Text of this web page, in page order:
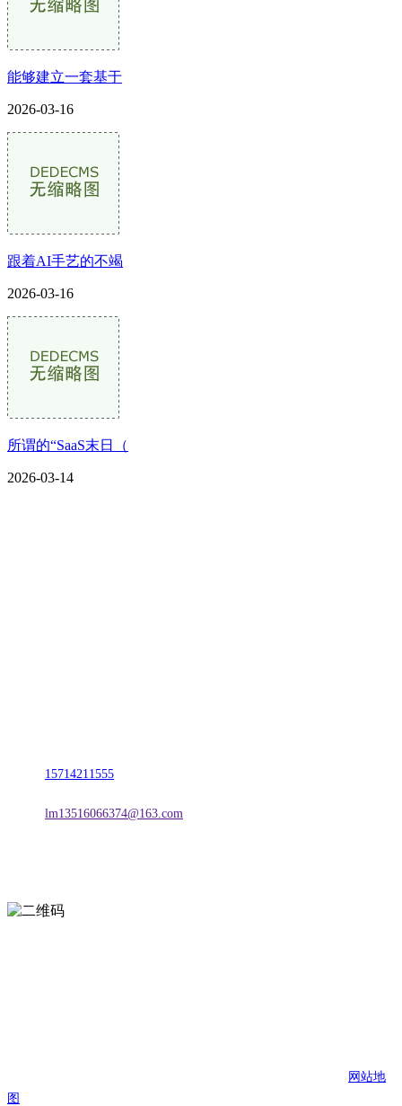
能够建立一套基于
2026-03-16
跟着AI手艺的不竭
2026-03-16
所谓的“SaaS末日（
2026-03-14
15714211555
lm13516066374@163.com
网站地
图